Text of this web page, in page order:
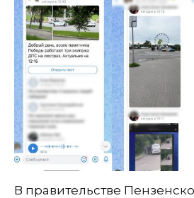
В правительстве